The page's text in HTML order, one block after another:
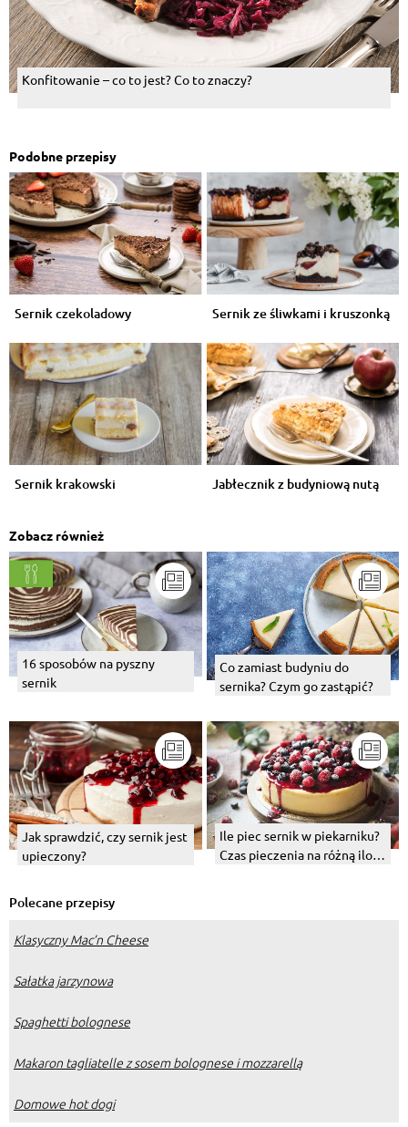
Konfitowanie – co to jest? Co to znaczy?
Podobne przepisy
Sernik czekoladowy Sernik ze śliwkami i kruszonką
Sernik krakowski Jabłecznik z budyniową nutą
Zobacz również
16 sposobów na pyszny
sernik
Co zamiast budyniu do
sernika? Czym go zastąpić?
Jak sprawdzić, czy sernik jest
upieczony?
Ile piec sernik w piekarniku?
Czas pieczenia na różną ilość
Polecane przepisy
Klasyczny Mac’n Cheese
Sałatka jarzynowa
Spaghetti bolognese
Makaron tagliatelle z sosem bolognese i mozzarellą
Domowe hot dogi